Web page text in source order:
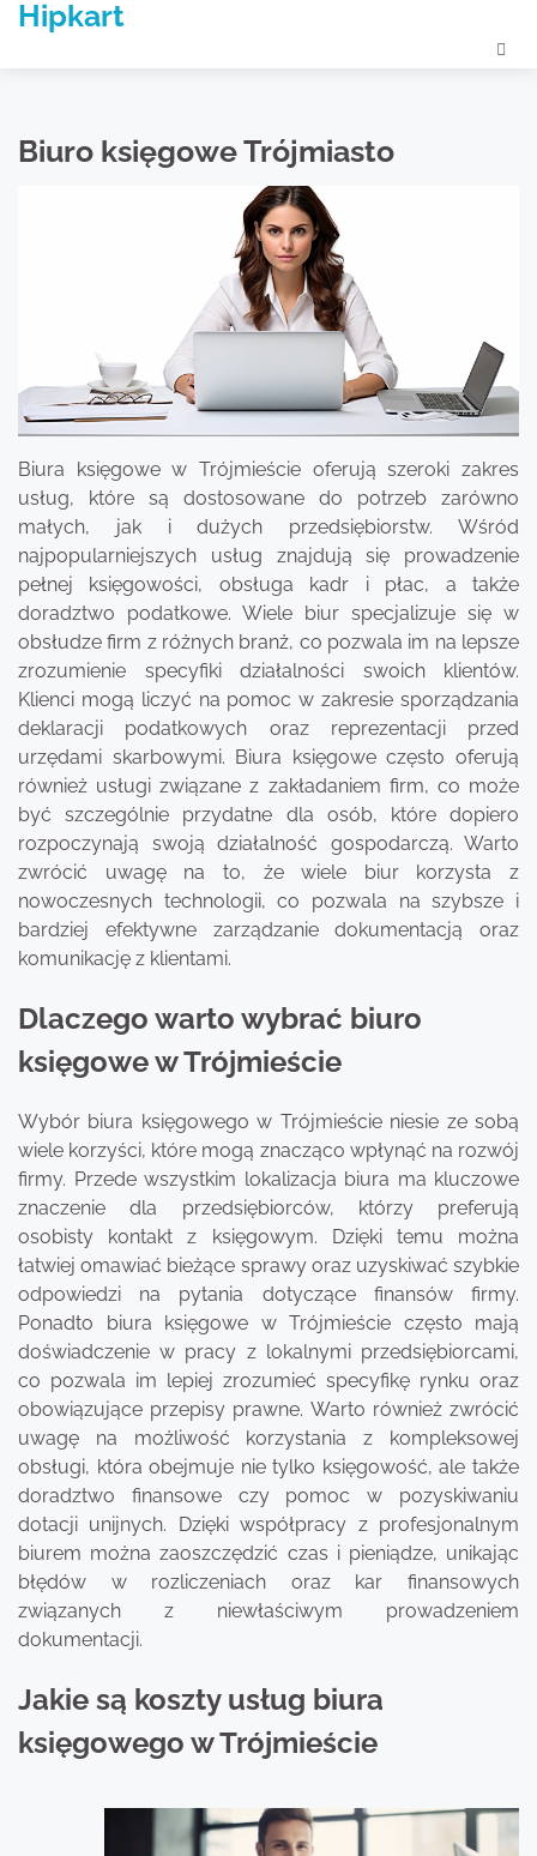
SkipHipkart
Biuro księgowe Trójmiasto
Biura księgowe w Trójmieście oferują szeroki zakres
usług, które są dostosowane do potrzeb zarówno
małych, jak i dużych przedsiębiorstw. Wśród
najpopularniejszych usług znajdują się prowadzenie
pełnej księgowości, obsługa kadr i płac, a także
doradztwo podatkowe. Wiele biur specjalizuje się w
obsłudze firm z różnych branż, co pozwala im na lepsze
zrozumienie specyfiki działalności swoich klientów.
Klienci mogą liczyć na pomoc w zakresie sporządzania
deklaracji podatkowych oraz reprezentacji przed
urzędami skarbowymi. Biura księgowe często oferują
również usługi związane z zakładaniem firm, co może
być szczególnie przydatne dla osób, które dopiero
rozpoczynają swoją działalność gospodarczą. Warto
zwrócić uwagę na to, że wiele biur korzysta z
nowoczesnych technologii, co pozwala na szybsze i
bardziej efektywne zarządzanie dokumentacją oraz
komunikację z klientami.
Dlaczego warto wybrać biuro
księgowe w Trójmieście
Wybór biura księgowego w Trójmieście niesie ze sobą
wiele korzyści, które mogą znacząco wpłynąć na rozwój
firmy. Przede wszystkim lokalizacja biura ma kluczowe
znaczenie dla przedsiębiorców, którzy preferują
osobisty kontakt z księgowym. Dzięki temu można
łatwiej omawiać bieżące sprawy oraz uzyskiwać szybkie
odpowiedzi na pytania dotyczące finansów firmy.
Ponadto biura księgowe w Trójmieście często mają
doświadczenie w pracy z lokalnymi przedsiębiorcami,
co pozwala im lepiej zrozumieć specyfikę rynku oraz
obowiązujące przepisy prawne. Warto również zwrócić
uwagę na możliwość korzystania z kompleksowej
obsługi, która obejmuje nie tylko księgowość, ale także
doradztwo finansowe czy pomoc w pozyskiwaniu
dotacji unijnych. Dzięki współpracy z profesjonalnym
biurem można zaoszczędzić czas i pieniądze, unikając
błędów w rozliczeniach oraz kar finansowych
związanych z niewłaściwym prowadzeniem
dokumentacji.
Jakie są koszty usług biura
księgowego w Trójmieście